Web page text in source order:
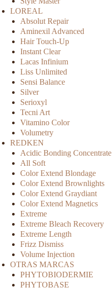
LOREAL
Absolut Repair
Aminexil Advanced
Hair Touch-Up
Instant Clear
Lacas Infinium
Liss Unlimited
Sensi Balance
Silver
Serioxyl
Tecni Art
Vitamino Color
Volumetry
REDKEN
Acidic Bonding Concentrate
All Soft
Color Extend Blondage
Color Extend Brownlights
Color Extend Graydiant
Color Extend Magnetics
Extreme
Extreme Bleach Recovery
Extreme Length
Frizz Dismiss
Volume Injection
OTRAS MARCAS
PHYTOBIODERMIE
PHYTOBASE